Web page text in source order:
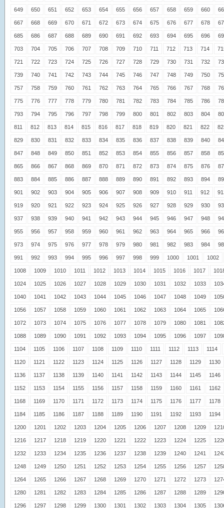
649 650 651 652 653 654 655 656 657 658 659 660
667 668 669 670 671 672 673 674 675 676 677 678
685 686 687 688 689 690 691 692 693 694 695 696
703 704 705 706 707 708 709 710 711 712 713 714
721 722 723 724 725 726 727 728 729 730 731 732
739 740 741 742 743 744 745 746 747 748 749 750
757 758 759 760 761 762 763 764 765 766 767 768
775 776 777 778 779 780 781 782 783 784 785 786
793 794 795 796 797 798 799 800 801 802 803 804
811 812 813 814 815 816 817 818 819 820 821 822
829 830 831 832 833 834 835 836 837 838 839 840
847 848 849 850 851 852 853 854 855 856 857 858
865 866 867 868 869 870 871 872 873 874 875 876
883 884 885 886 887 888 889 890 891 892 893 894
901 902 903 904 905 906 907 908 909 910 911 912
919 920 921 922 923 924 925 926 927 928 929 930
937 938 939 940 941 942 943 944 945 946 947 948
955 956 957 958 959 960 961 962 963 964 965 966
973 974 975 976 977 978 979 980 981 982 983 984
991 992 993 994 995 996 997 998 999 1000 1001 1002
1008 1009 1010 1011 1012 1013 1014 1015 1016 1017
1024 1025 1026 1027 1028 1029 1030 1031 1032 1033
1040 1041 1042 1043 1044 1045 1046 1047 1048 1049
1056 1057 1058 1059 1060 1061 1062 1063 1064 1065
1072 1073 1074 1075 1076 1077 1078 1079 1080 1081
1088 1089 1090 1091 1092 1093 1094 1095 1096 1097
1104 1105 1106 1107 1108 1109 1110 1111 1112 1113 1114
1120 1121 1122 1123 1124 1125 1126 1127 1128 1129 1130
1136 1137 1138 1139 1140 1141 1142 1143 1144 1145 1146
1152 1153 1154 1155 1156 1157 1158 1159 1160 1161 1162
1168 1169 1170 1171 1172 1173 1174 1175 1176 1177 1178
1184 1185 1186 1187 1188 1189 1190 1191 1192 1193 1194
1200 1201 1202 1203 1204 1205 1206 1207 1208 1209
1216 1217 1218 1219 1220 1221 1222 1223 1224 1225
1232 1233 1234 1235 1236 1237 1238 1239 1240 1241
1248 1249 1250 1251 1252 1253 1254 1255 1256 1257
1264 1265 1266 1267 1268 1269 1270 1271 1272 1273
1280 1281 1282 1283 1284 1285 1286 1287 1288 1289
1296 1297 1298 1299 1300 1301 1302 1303 1304 1305